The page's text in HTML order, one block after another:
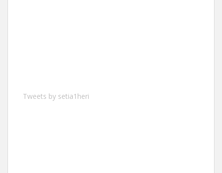
Tweets by setia1heri